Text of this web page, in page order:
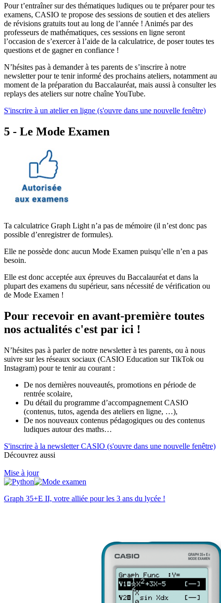
Pour t’entraîner sur des thématiques ludiques ou te préparer pour tes
examens, CASIO te propose des sessions de soutien et des ateliers
de révisions gratuits tout au long de l’année ! Animés par des
professeurs de mathématiques, ces sessions en ligne seront
l’occasion de s’exercer à l’aide de la calculatrice, de poser toutes tes
questions et de gagner en confiance !
N’hésites pas à demander à tes parents de s’inscrire à notre
newsletter pour te tenir informé des prochains ateliers, notamment au
moment de la préparation du Baccalauréat, mais aussi à consulter les
replays des ateliers sur notre chaîne YouTube.
S'inscrire à un atelier en ligne (s'ouvre dans une nouvelle fenêtre)
5 - Le Mode Examen
Ta calculatrice Graph Light n’a pas de mémoire (il n’est donc pas
possible d’enregistrer de formules).
Elle ne possède donc aucun Mode Examen puisqu’elle n’en a pas
besoin.
Elle est donc acceptée aux épreuves du Baccalauréat et dans la
plupart des examens du supérieur, sans nécessité de vérification ou
de Mode Examen !
Pour recevoir en avant-première toutes
nos actualités c'est par ici !
N’hésites pas à parler de notre newsletter à tes parents, ou à nous
suivre sur les réseaux sociaux (CASIO Education sur TikTok ou
Instagram) pour te tenir au courant :
De nos dernières nouveautés, promotions en période de
rentrée scolaire,
Du détail du programme d’accompagnement CASIO
(contenus, tutos, agenda des ateliers en ligne, …),
De nos nouveaux contenus pédagogiques ou des contenus
ludiques autour des maths…
S'inscrire à la newsletter CASIO (s'ouvre dans une nouvelle fenêtre)
Découvrez aussi
Mise à jour
Graph 35+E II, votre alliée pour les 3 ans du lycée !